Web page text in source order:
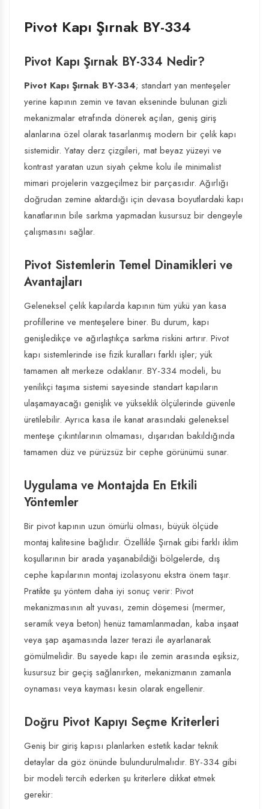
Pivot Kapı Şırnak BY-334
Pivot Kapı Şırnak BY-334 Nedir?
Pivot Kapı Şırnak BY-334; standart yan menteşeler
yerine kapının zemin ve tavan ekseninde bulunan gizli
mekanizmalar etrafında dönerek açılan, geniş giriş
alanlarına özel olarak tasarlanmış modern bir çelik kapı
sistemidir. Yatay derz çizgileri, mat beyaz yüzeyi ve
kontrast yaratan uzun siyah çekme kolu ile minimalist
mimari projelerin vazgeçilmez bir parçasıdır. Ağırlığı
doğrudan zemine aktardığı için devasa boyutlardaki kapı
kanatlarının bile sarkma yapmadan kusursuz bir dengeyle
çalışmasını sağlar.
Pivot Sistemlerin Temel Dinamikleri ve
Avantajları
Geleneksel çelik kapılarda kapının tüm yükü yan kasa
profillerine ve menteşelere biner. Bu durum, kapı
genişledikçe ve ağırlaştıkça sarkma riskini artırır. Pivot
kapı sistemlerinde ise fizik kuralları farklı işler; yük
tamamen alt merkeze odaklanır. BY-334 modeli, bu
yenilikçi taşıma sistemi sayesinde standart kapıların
ulaşamayacağı genişlik ve yükseklik ölçülerinde güvenle
üretilebilir. Ayrıca kasa ile kanat arasındaki geleneksel
menteşe çıkıntılarının olmaması, dışarıdan bakıldığında
tamamen düz ve pürüzsüz bir cephe görünümü sunar.
Uygulama ve Montajda En Etkili
Yöntemler
Bir pivot kapının uzun ömürlü olması, büyük ölçüde
montaj kalitesine bağlıdır. Özellikle Şırnak gibi farklı iklim
koşullarının bir arada yaşanabildiği bölgelerde, dış
cephe kapılarının montaj izolasyonu ekstra önem taşır.
Pratikte şu yöntem daha iyi sonuç verir: Pivot
mekanizmasının alt yuvası, zemin döşemesi (mermer,
seramik veya beton) henüz tamamlanmadan, kaba inşaat
veya şap aşamasında lazer terazi ile ayarlanarak
gömülmelidir. Bu sayede kapı ile zemin arasında eşiksiz,
kusursuz bir geçiş sağlanırken, mekanizmanın zamanla
oynaması veya kayması kesin olarak engellenir.
Doğru Pivot Kapıyı Seçme Kriterleri
Geniş bir giriş kapısı planlarken estetik kadar teknik
detaylar da göz önünde bulundurulmalıdır. BY-334 gibi
bir modeli tercih ederken şu kriterlere dikkat etmek
gerekir: